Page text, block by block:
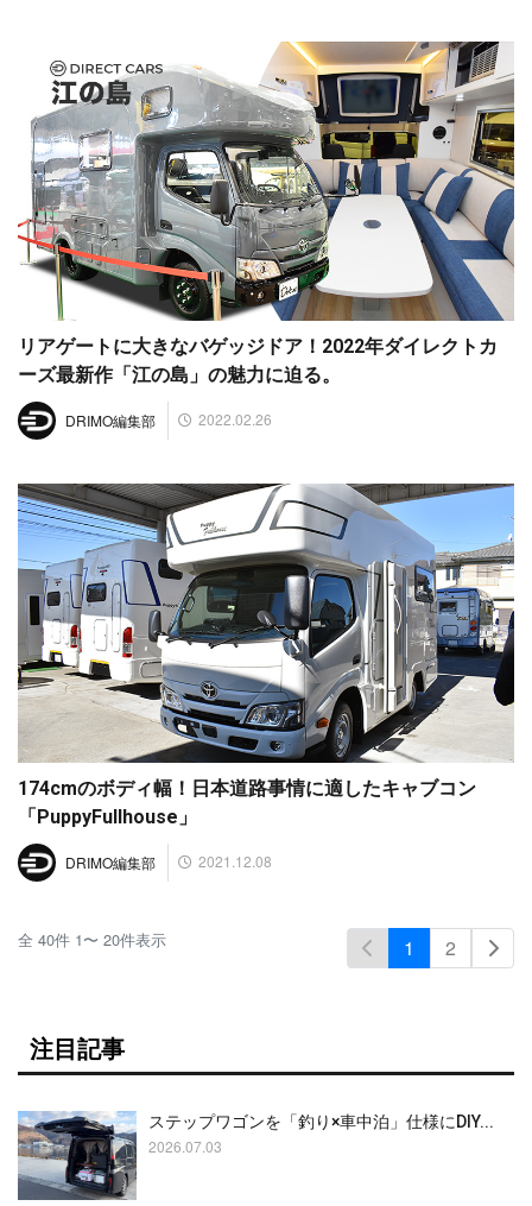
リアゲートに大きなバゲッジドア！2022年ダイレクトカ
ーズ最新作「江の島」の魅力に迫る。
DRIMO編集部 2022.02.26
174cmのボディ幅！日本道路事情に適したキャブコン
「PuppyFullhouse」
DRIMO編集部 2021.12.08
全 40件 1〜 20件表示 1 2
注目記事
ステップワゴンを「釣り×車中泊」仕様にDIY...
2026.07.03